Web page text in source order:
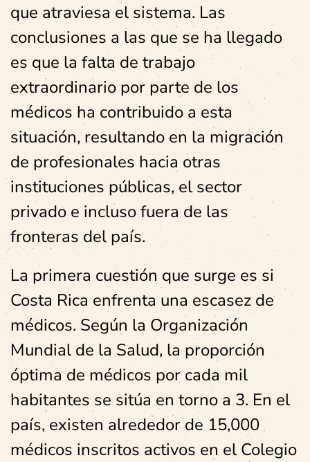
que atraviesa el sistema. Las
conclusiones a las que se ha llegado
es que la falta de trabajo
extraordinario por parte de los
médicos ha contribuido a esta
situación, resultando en la migración
de profesionales hacia otras
instituciones públicas, el sector
privado e incluso fuera de las
fronteras del país.
La primera cuestión que surge es si
Costa Rica enfrenta una escasez de
médicos. Según la Organización
Mundial de la Salud, la proporción
óptima de médicos por cada mil
habitantes se sitúa en torno a 3. En el
país, existen alrededor de 15,000
médicos inscritos activos en el Colegio